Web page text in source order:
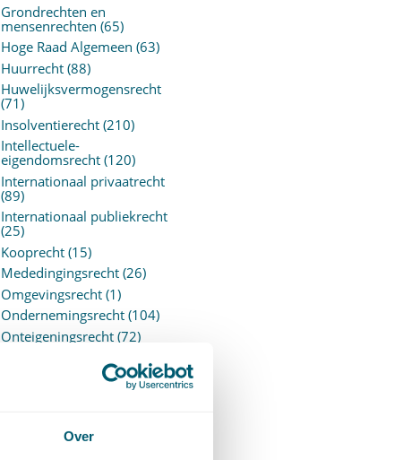
Over
Grondrechten en
mensenrechten (65)
Hoge Raad Algemeen (63)
Huurrecht(88)
Huwelijksvermogensrecht
(71)
Insolventierecht(210)
Intellectuele-
eigendomsrecht(120)
Internationaal privaatrecht
(89)
Internationaal publiekrecht
(25)
Kooprecht(15)
Mededingingsrecht(26)
Omgevingsrecht(1)
Ondernemingsrecht(104)
Onteigeningsrecht(72)
(27)
Prejudiciële uitspraken